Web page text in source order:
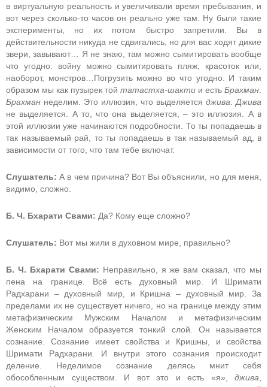
в виртуальную реальность и увеличивали время пребывания, и
вот через сколько-то часов он реально уже там. Ну были такие
эксперименты, но их потом быстро запретили. Вы в
действительности никуда не сдвигались, но для вас ходят дикие
звери, завывают… Я не знаю, там можно сымитировать вообще
что угодно: войну можно сымитировать пляж, красоток или,
наоборот, монстров…Погрузить можно во что угодно. И таким
образом мы как пузырек той татастха-шакти и есть Брахман
Брахман неделим. Это иллюзия, что выделяется джива
Джива
не выделяется. А то, что она выделяется, – это иллюзия. А в
этой иллюзии уже начинаются подробности. То ты попадаешь в
так называемый рай, то ты попадаешь в так называемый ад, в
зависимости от того, что там тебе включат.
Слушатель: А в чем причина? Вот Вы объяснили, но для меня,
видимо, сложно.
Б. Ч. Бхарати Свами: Да? Кому еще сложно?
Слушатель: Вот мы жили в духовном мире, правильно?
Б. Ч. Бхарати Свами: Неправильно, я же вам сказал, что мы
пена на границе. Всё есть духовный мир. И Шримати
Радхарани – духовный мир, и Кришна – духовный мир. За
пределами их не существует ничего, но на границе между этим
метафизическим Мужским Началом и метафизическим
Женским Началом образуется тонкий слой. Он называется
сознание. Сознание имеет свойства и Кришны, и свойства
Шримати Радхарани. И внутри этого сознания происходит
деление. Неделимое сознание делясь мнит себя
обособленным существом. И вот это и есть «я», джива